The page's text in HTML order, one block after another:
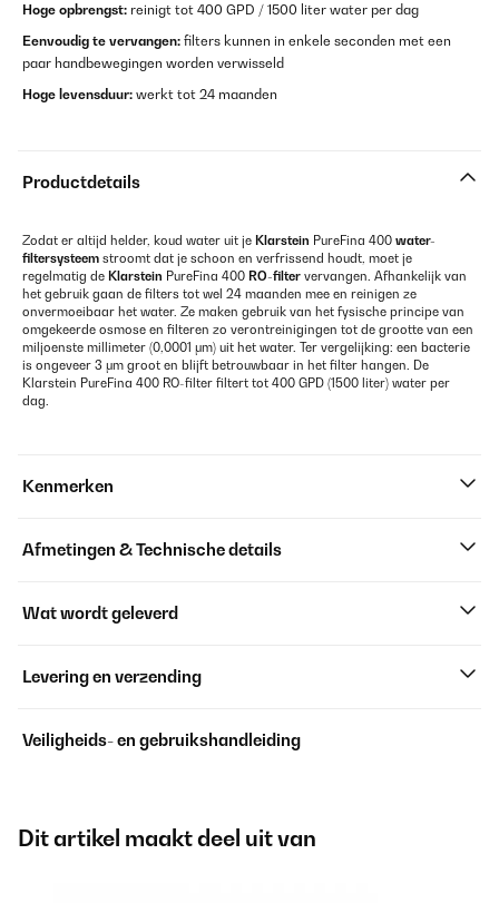
Hoge opbrengst: reinigt tot 400 GPD / 1500 liter water per dag
Eenvoudig te vervangen: filters kunnen in enkele seconden met een
paar handbewegingen worden verwisseld
Hoge levensduur: werkt tot 24 maanden
Productdetails
Zodat er altijd helder, koud water uit je Klarstein PureFina 400 water-
filtersysteem stroomt dat je schoon en verfrissend houdt, moet je
regelmatig de Klarstein PureFina 400 RO-filter vervangen. Afhankelijk van
het gebruik gaan de filters tot wel 24 maanden mee en reinigen ze
onvermoeibaar het water. Ze maken gebruik van het fysische principe van
omgekeerde osmose en filteren zo verontreinigingen tot de grootte van een
miljoenste millimeter (0,0001 μm) uit het water. Ter vergelijking: een bacterie
is ongeveer 3 μm groot en blijft betrouwbaar in het filter hangen. De
Klarstein PureFina 400 RO-filter filtert tot 400 GPD (1500 liter) water per
dag.
Kenmerken
Afmetingen & Technische details
Wat wordt geleverd
Levering en verzending
Veiligheids- en gebruikshandleiding
Dit artikel maakt deel uit van